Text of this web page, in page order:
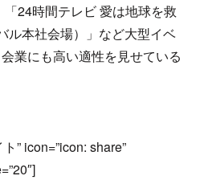
24時間テレビ 愛は地球を救
ル本社会場）」など大型イベ
業にも高い適性を見せている
” icon=”icon: share”